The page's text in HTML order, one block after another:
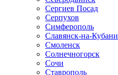
Сергиев Посад
Серпухов
Симферополь
Славянск-на-Кубани
Смоленск
Солнечногорск
Сочи
Ставрополь